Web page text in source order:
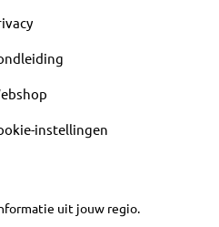
instellingen
uit jouw regio.